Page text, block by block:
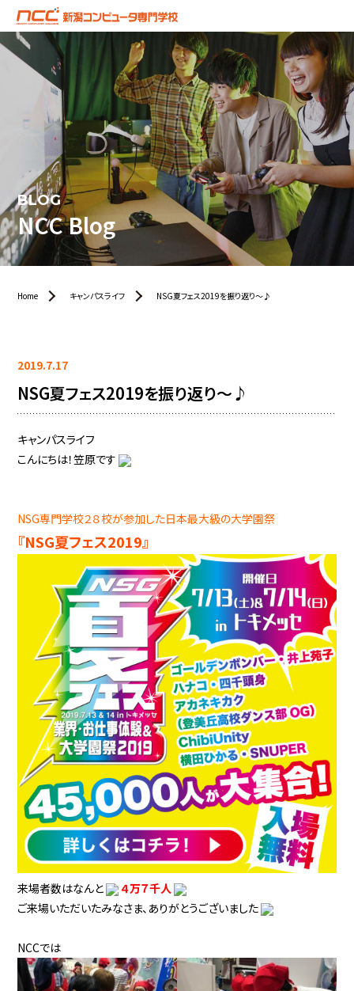
BLOG
NCC Blog
Home キャンパスライフ NSG夏フェス2019を振り返り～♪
2019.7.17
NSG夏フェス2019を振り返り～♪
キャンパスライフ
こんにちは！笠原です
NSG専門学校２８校が参加した日本最大級の大学園祭
『NSG夏フェス2019』
来場者数はなんと
４万７千人
ご来場いただいたみなさま、ありがとうございました
NCCでは